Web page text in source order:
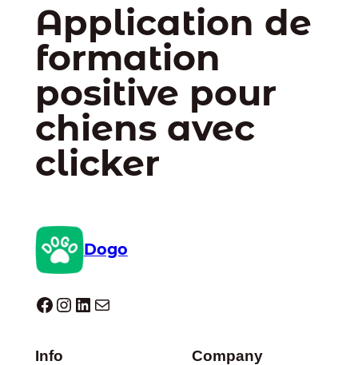
Application de
formation
positive pour
chiens avec
clicker
Dogo
Dogo facebook InstagramLinkedIn E-mail
Info Company